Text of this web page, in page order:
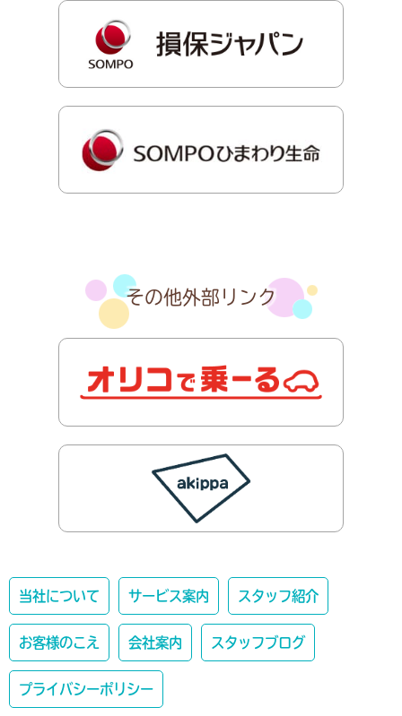
その他外部リンク
当社について サービス案内 スタッフ紹介
お客様のこえ 会社案内 スタッフブログ
プライバシーポリシー